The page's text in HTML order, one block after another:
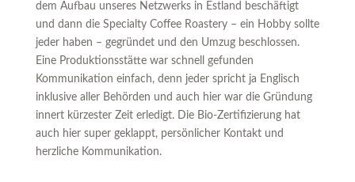
dem Aufbau unseres Netzwerks in Estland beschäftigt
und dann die Specialty Coffee Roastery – ein Hobby sollte
jeder haben – gegründet und den Umzug beschlossen.
Eine Produktionsstätte war schnell gefunden
Kommunikation einfach, denn jeder spricht ja Englisch
inklusive aller Behörden und auch hier war die Gründung
innert kürzester Zeit erledigt. Die Bio-Zertifizierung hat
auch hier super geklappt, persönlicher Kontakt und
herzliche Kommunikation.